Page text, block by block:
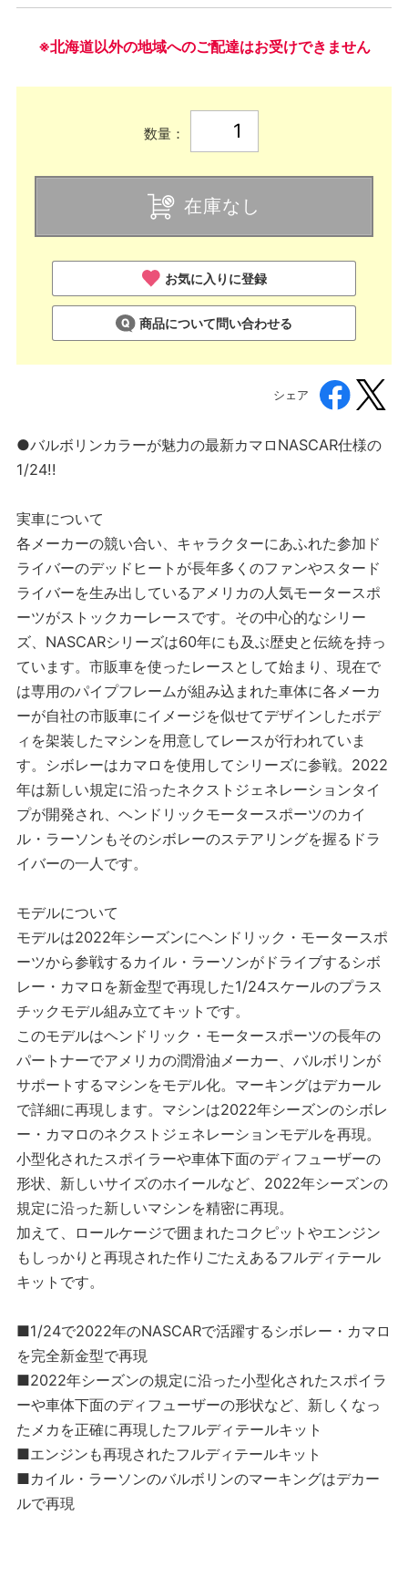
※北海道以外の地域へのご配達はお受けできません
数量：
在庫なし
お気に入りに登録
商品について問い合わせる
シェア
●バルボリンカラーが魅力の最新カマロNASCAR仕様の
1/24!!
実車について
各メーカーの競い合い、キャラクターにあふれた参加ド
ライバーのデッドヒートが長年多くのファンやスタード
ライバーを生み出しているアメリカの人気モータースポ
ーツがストックカーレースです。その中心的なシリー
ズ、NASCARシリーズは60年にも及ぶ歴史と伝統を持っ
ています。市販車を使ったレースとして始まり、現在で
は専用のパイプフレームが組み込まれた車体に各メーカ
ーが自社の市販車にイメージを似せてデザインしたボデ
ィを架装したマシンを用意してレースが行われていま
す。シボレーはカマロを使用してシリーズに参戦。2022
年は新しい規定に沿ったネクストジェネレーションタイ
プが開発され、ヘンドリックモータースポーツのカイ
ル・ラーソンもそのシボレーのステアリングを握るドラ
イバーの一人です。
モデルについて
モデルは2022年シーズンにヘンドリック・モータースポ
ーツから参戦するカイル・ラーソンがドライブするシボ
レー・カマロを新金型で再現した1/24スケールのプラス
チックモデル組み立てキットです。
このモデルはヘンドリック・モータースポーツの長年の
パートナーでアメリカの潤滑油メーカー、バルボリンが
サポートするマシンをモデル化。マーキングはデカール
で詳細に再現します。マシンは2022年シーズンのシボレ
ー・カマロのネクストジェネレーションモデルを再現。
小型化されたスポイラーや車体下面のディフューザーの
形状、新しいサイズのホイールなど、2022年シーズンの
規定に沿った新しいマシンを精密に再現。
加えて、ロールケージで囲まれたコクピットやエンジン
もしっかりと再現された作りごたえあるフルディテール
キットです。
■1/24で2022年のNASCARで活躍するシボレー・カマロ
を完全新金型で再現
■2022年シーズンの規定に沿った小型化されたスポイラ
ーや車体下面のディフューザーの形状など、新しくなっ
たメカを正確に再現したフルディテールキット
■エンジンも再現されたフルディテールキット
■カイル・ラーソンのバルボリンのマーキングはデカー
ルで再現